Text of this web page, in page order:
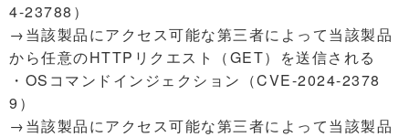
4-23788）
→当該製品にアクセス可能な第三者によって当該製品
から任意のHTTPリクエスト（GET）を送信される
・OSコマンドインジェクション（CVE-2024-2378
9）
→当該製品にアクセス可能な第三者によって当該製品